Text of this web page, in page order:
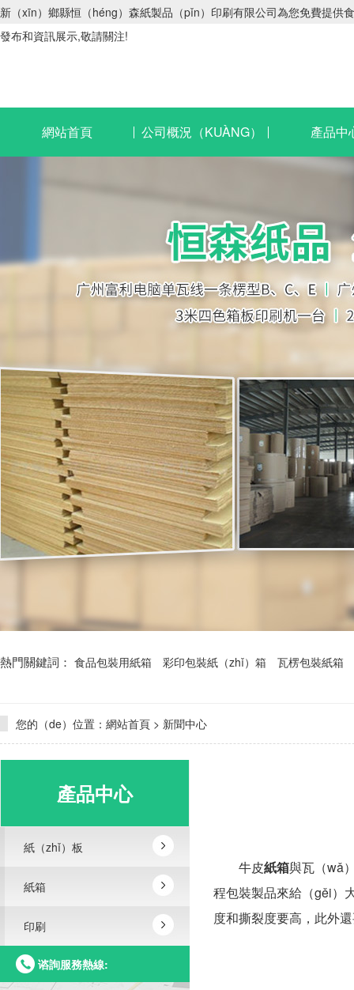
新（xīn）鄉縣恒（héng）森紙製品（pǐn）印刷有限公司為您免費提
發布和資訊展示,敬請關注!
網站首頁 公司概況（KUÀNG） 產品中
熱門關鍵詞： 食品包裝用紙箱 彩印包裝紙（zhǐ）箱 瓦楞包裝紙箱
您的（de）位置： 網站首頁 > 新聞中心
產品中心
紙（zhǐ）板
紙箱
印刷
谘詢服務熱線:
牛皮紙箱與瓦（wǎ
程包裝製品來給（gěi）
度和撕裂度要高，此外